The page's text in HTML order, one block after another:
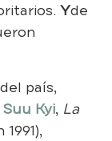
Yde
país,
Kyi, La